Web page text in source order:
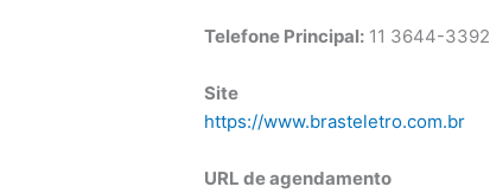
Telefone Principal: 11 3644-3392
Site
https://www.brasteletro.com.br
URL de agendamento